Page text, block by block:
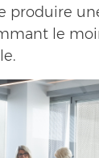
produire
le